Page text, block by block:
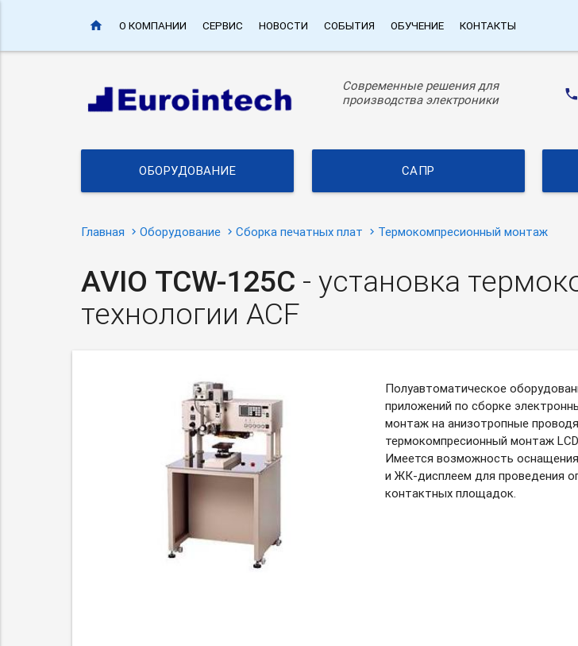
home О КОМПАНИИ СЕРВИС НОВОСТИ СОБЫТИЯ ОБУЧЕНИЕ КОНТАКТЫ
Современные решения для
производства электроники
phone
ОБОРУДОВАНИЕ САПР
Главная Оборудование Сборка печатных плат Термокомпресионный монтаж
AVIO TCW-125C - установка
технологии ACF
Полуавтоматическое
приложений по сборке
монтаж на анизотропные
термокомпресионный монтаж
Имеется возможность
и ЖК-дисплеем для проведения
контактных площадок.